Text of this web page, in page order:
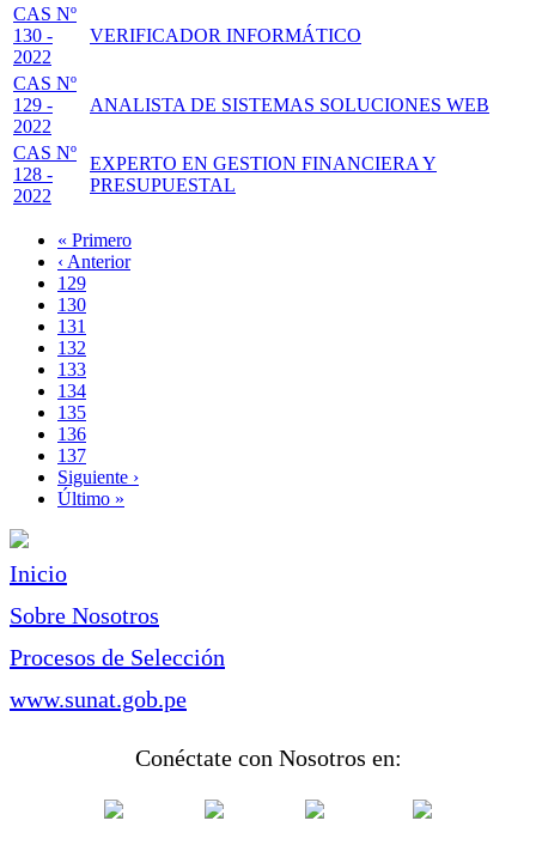
CAS Nº
130 -
2022
VERIFICADOR INFORMÁTICO
CAS Nº
129 -
2022
ANALISTA DE SISTEMAS SOLUCIONES WEB
CAS Nº
128 -
2022
EXPERTO EN GESTION FINANCIERA Y
PRESUPUESTAL
Paginación
Primera
página
« Primero
Página
anterior
‹ Anterior
Page
129
Page
130
Page
131
Page
132
Página
actual
133
Page
134
Page
135
Page
136
Page
137
Siguiente
página
Siguiente ›
Última
Último »
Inicio
Sobre Nosotros
Procesos de Selección
www.sunat.gob.pe
Conéctate con Nosotros en: